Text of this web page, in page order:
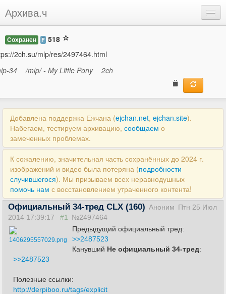
Архива.ч
Войти
Сохранен F 518
2ch.su/mlp/res/2497464.html
34
/mlp/ - My Little Pony 2ch
Добавлена поддержка Ежчана (ejchan.net, ejchan.site).
Набегаем, тестируем архивацию, сообщаем о
замеченных проблемах.
К сожалению, значительная часть сохранённых до 2024 г.
изображений и видео была потеряна (подробности
случившегося). Мы призываем всех неравнодушных
помочь нам с восстановлением утраченного контента!
Официальный 34-тред CLX (160) Аноним Птн 25 Июл
2014 17:39:17
#1 №2497464
1406295557029.png
Предыдущий официальный тред:
>>2487523
Канувший Не официальный 34-тред:
>>2487523
Полезные ссылки:
http://derpiboo.ru/tags/explicit